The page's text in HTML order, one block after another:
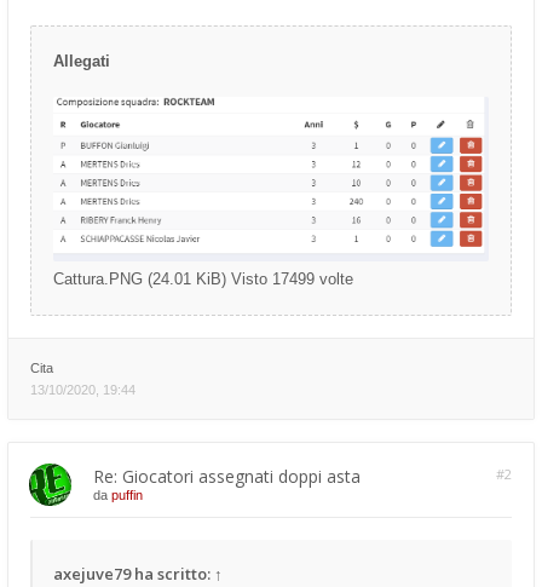
Allegati
Cattura.PNG (24.01 KiB) Visto 17499 volte
Cita
13/10/2020, 19:44
Re: Giocatori assegnati doppi asta #2
da puffin
axejuve79ha scritto: ↑